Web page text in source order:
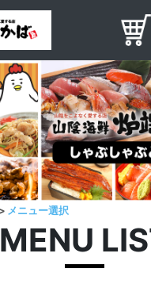
メニュー選択
MENU